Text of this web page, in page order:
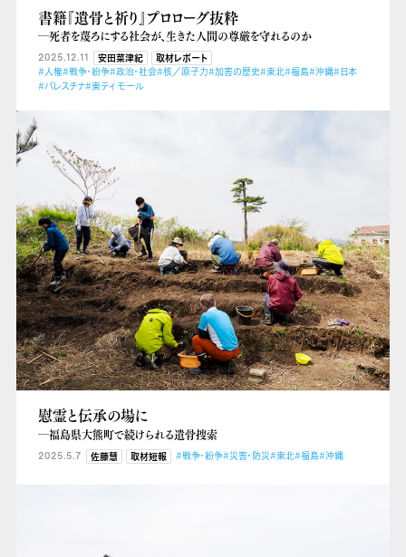
書籍『遺骨と祈り』プロローグ抜粋
―死者を蔑ろにする社会が、生きた人間の尊厳を守れるのか
2025.12.11 安田菜津紀
取材レポート
#人権#戦争・紛争#政治・社会#核／原子力#加害の歴史#東北#福島#沖縄#日本
#パレスチナ#東ティモール
慰霊と伝承の場に
―福島県大熊町で続けられる遺骨捜索
2025.5.7 佐藤慧 取材短報 #戦争・紛争#災害・防災#東北#福島#沖縄